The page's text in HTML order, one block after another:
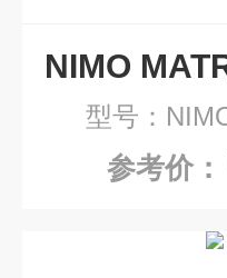
型号：
参考价：